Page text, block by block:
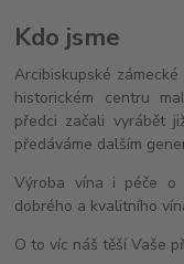
Kdo jsme
Arcibiskupské
historickém centru
předci začali vyrábět
předáváme dalším
Výroba vína i péče o
dobrého a kvalitního
O to víc náš těší Vaše